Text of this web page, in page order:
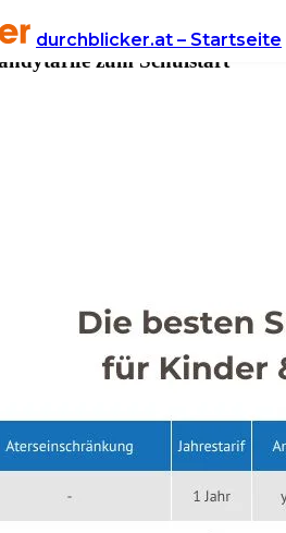
durchblicker.at – Startseite
zum Schulstart